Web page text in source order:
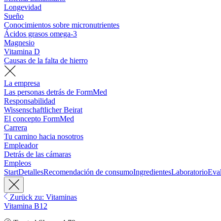
Longevidad
Sueño
Conocimientos sobre micronutrientes
Ácidos grasos omega-3
Magnesio
Vitamina D
Causas de la falta de hierro
La empresa
Las personas detrás de FormMed
Responsabilidad
Wissenschaftlicher Beirat
El concepto FormMed
Carrera
Tu camino hacia nosotros
Empleador
Detrás de las cámaras
Empleos
StartDetallesRecomendación de consumoIngredientesLaboratorio
Zurück zu: Vitaminas
Vitamina B12